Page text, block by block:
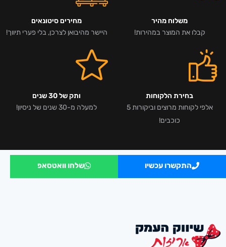
משלוח מהיר
קבלו את המוצר במהירות!
מחירים סיטונאים
היישר מהיבואן לצרכן, בלי פערי תיווך!
בחירת הלקוחות
אלפי לקוחות מרוצים וביקורות 5
כוכבים!
ותק של 30 שנים
למעלה מ-30 שנים של ניסיון!
התקשרו עכשיו שלחו וואטסאפ